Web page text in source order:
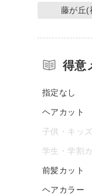
藤が丘(
得意
指定なし
ヘアカット
子供・キッ
学生・学割
前髪カット
ヘアカラー